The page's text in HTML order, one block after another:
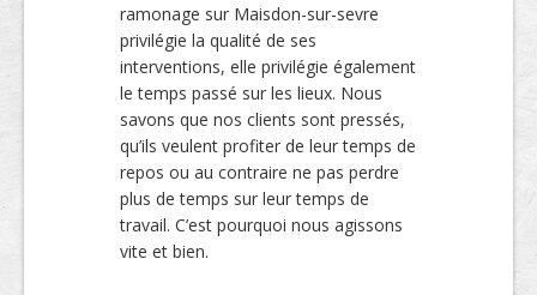
ramonage sur Maisdon-sur-sevre
privilégie la qualité de ses
interventions, elle privilégie également
le temps passé sur les lieux. Nous
savons que nos clients sont pressés,
qu’ils veulent profiter de leur temps de
repos ou au contraire ne pas perdre
plus de temps sur leur temps de
travail. C’est pourquoi nous agissons
vite et bien.